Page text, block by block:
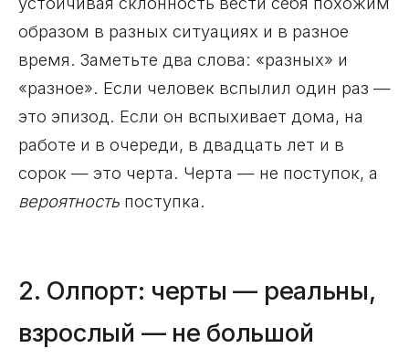
образом в разных ситуациях и в разное
время. Заметьте два слова: «разных» и
«разное». Если человек вспылил один раз —
это эпизод. Если он вспыхивает дома, на
работе и в очереди, в двадцать лет и в
сорок — это черта. Черта — не поступок, а
вероятность поступка.
2. Олпорт: черты — реальны,
взрослый — не большой